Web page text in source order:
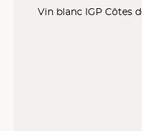
Vin blanc IGP Côtes